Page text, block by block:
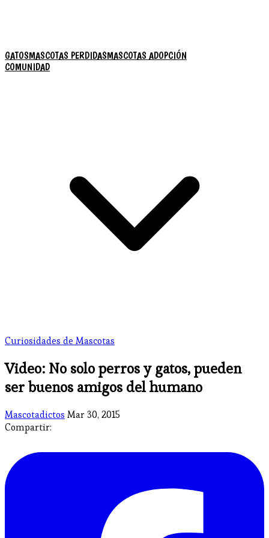
GATOSMASCOTAS PERDIDASMASCOTAS ADOPCIÓN
COMUNIDAD
Curiosidades de Mascotas
Video: No solo perros y gatos, pueden
ser buenos amigos del humano
Mascotadictos Mar 30, 2015
Compartir: